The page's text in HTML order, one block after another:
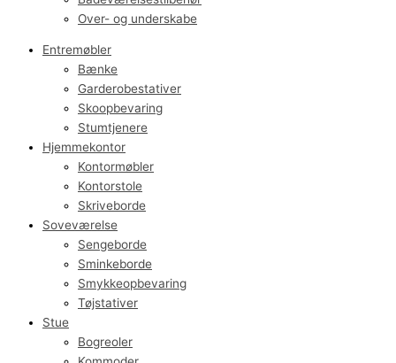
Over- og underskabe
Entremøbler
Bænke
Garderobestativer
Skoopbevaring
Stumtjenere
Hjemmekontor
Kontormøbler
Kontorstole
Skriveborde
Soveværelse
Sengeborde
Sminkeborde
Smykkeopbevaring
Tøjstativer
Stue
Bogreoler